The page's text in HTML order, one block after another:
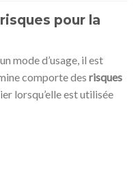
pour la
mode d’usage, il est
comporte des risques
lorsqu’elle est utilisée